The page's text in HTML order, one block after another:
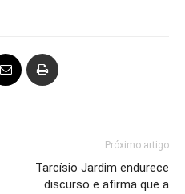
Próximo artigo
Tarcísio Jardim endurece
discurso e afirma que a